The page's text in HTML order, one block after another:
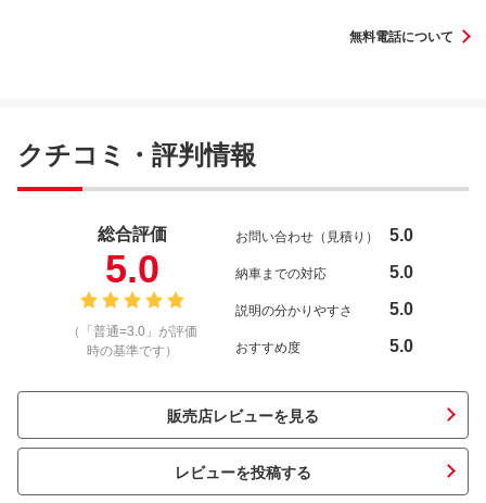
無料電話について
クチコミ・評判情報
総合評価
5.0
（「普通=3.0」が評価
時の基準です）
お問い合わせ（見積り） 5.0
納車までの対応 5.0
説明の分かりやすさ 5.0
おすすめ度 5.0
販売店レビューを見る
レビューを投稿する